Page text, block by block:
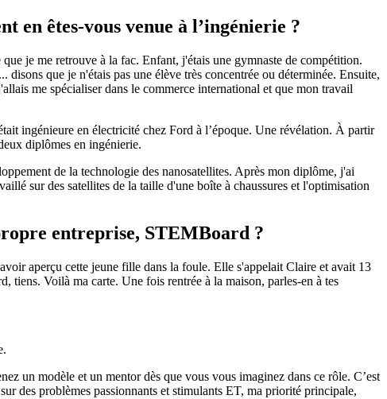
en êtes-vous venue à l’ingénierie ?
je me retrouve à la fac. Enfant, j'étais une gymnaste de compétition.
que je n'étais pas une élève très concentrée ou déterminée. Ensuite,
me spécialiser dans le commerce international et que mon travail
ingénieure en électricité chez Ford à l’époque. Une révélation. À partir
diplômes en ingénierie.
de la technologie des nanosatellites. Après mon diplôme, j'ai
sur des satellites de la taille d'une boîte à chaussures et l'optimisation
entreprise, STEMBoard ?
aperçu cette jeune fille dans la foule. Elle s'appelait Claire et avait 13
tiens. Voilà ma carte. Une fois rentrée à la maison, parles-en à tes
un modèle et un mentor dès que vous vous imaginez dans ce rôle. C’est
des problèmes passionnants et stimulants ET, ma priorité principale,